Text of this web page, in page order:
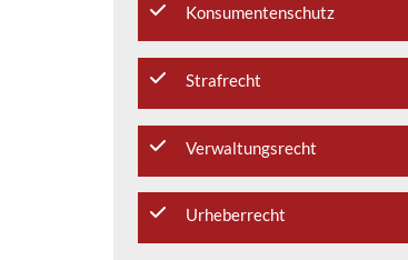
Konsumentenschutz
Strafrecht
Verwaltungsrecht
Urheberrecht